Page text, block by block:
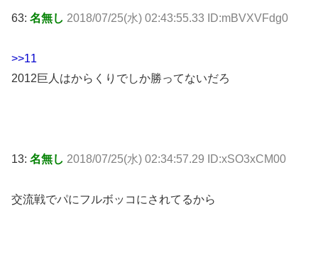
63: 名無し 2018/07/25(水) 02:43:55.33 ID:mBVXVFdg0
>>11
2012巨人はからくりでしか勝ってないだろ
13: 名無し 2018/07/25(水) 02:34:57.29 ID:xSO3xCM00
交流戦でパにフルボッコにされてるから